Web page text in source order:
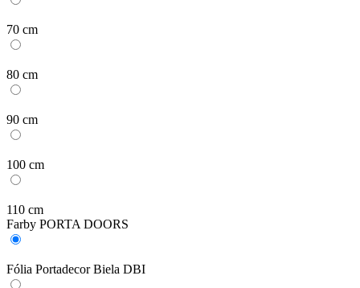
70 cm
80 cm
90 cm
100 cm
110 cm
Farby PORTA DOORS
Fólia Portadecor Biela DBI